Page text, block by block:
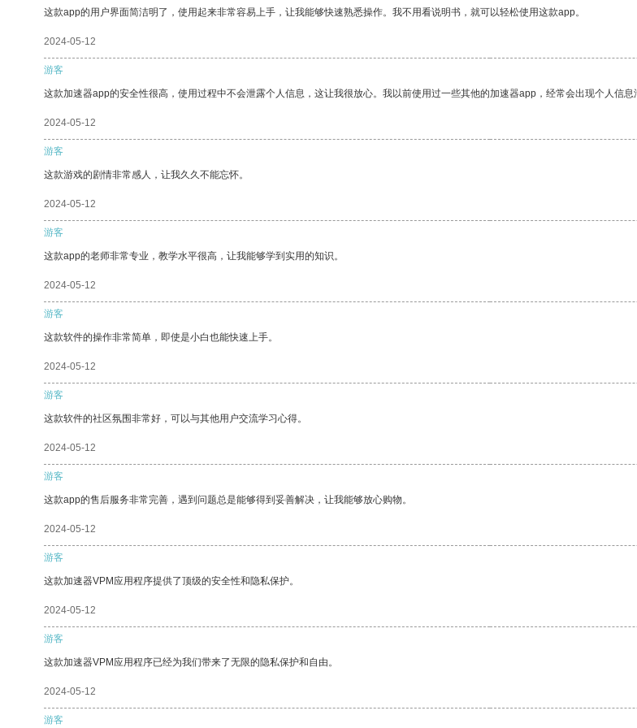
这款app的用户界面简洁明了，使用起来非常容易上手，让我能够快速熟悉操作。我不用看说明书，就可以轻松使用这款app。
2024-05-12
游客
这款加速器app的安全性很高，使用过程中不会泄露个人信息，这让我很放心。我以前使用过一些其他的加速器app，经常会出现个人信息
2024-05-12
游客
这款游戏的剧情非常感人，让我久久不能忘怀。
2024-05-12
游客
这款app的老师非常专业，教学水平很高，让我能够学到实用的知识。
2024-05-12
游客
这款软件的操作非常简单，即使是小白也能快速上手。
2024-05-12
游客
这款软件的社区氛围非常好，可以与其他用户交流学习心得。
2024-05-12
游客
这款app的售后服务非常完善，遇到问题总是能够得到妥善解决，让我能够放心购物。
2024-05-12
游客
这款加速器VPM应用程序提供了顶级的安全性和隐私保护。
2024-05-12
游客
这款加速器VPM应用程序已经为我们带来了无限的隐私保护和自由。
2024-05-12
游客